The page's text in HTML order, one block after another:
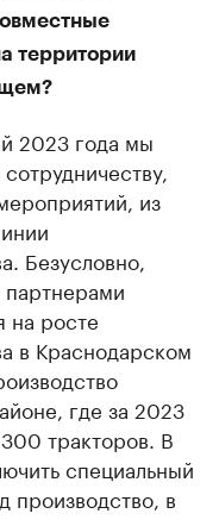
территории
2023 года мы
из
Безусловно,
на росте
в Краснодарском
где за 2023
тракторов. В
специальный
производство, в